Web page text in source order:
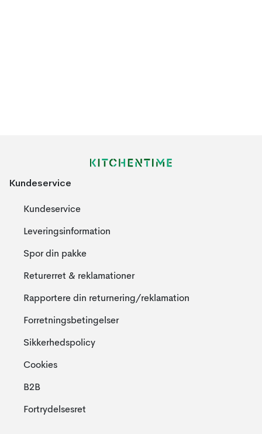
Kundeservice
Kundeservice
Leveringsinformation
Spor din pakke
Returerret & reklamationer
Rapportere din returnering/reklamation
Forretningsbetingelser
Sikkerhedspolicy
Cookies
B2B
Fortrydelsesret